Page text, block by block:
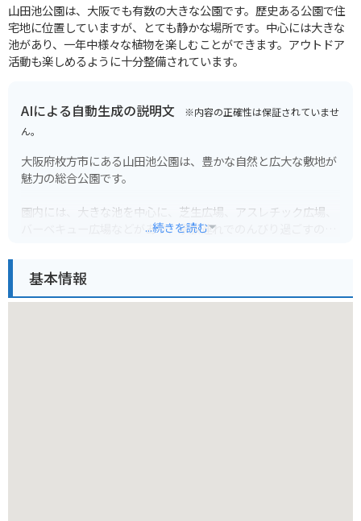
山田池公園は、大阪でも有数の大きな公園です。歴史ある公園で住
宅地に位置していますが、とても静かな場所です。中心には大きな
池があり、一年中様々な植物を楽しむことができます。アウトドア
活動も楽しめるように十分整備されています。
AIによる自動生成の説明文 ※内容の正確性は保証されていませ
ん。
大阪府枚方市にある山田池公園は、豊かな自然と広大な敷地が
魅力の総合公園です。
園内には、大きな池を中心に、芝生広場、アスレチック広場、
バーベキュー広場などがあり、家族連れでのんびり過ごすのに
ます。
...続きを読む
基本情報